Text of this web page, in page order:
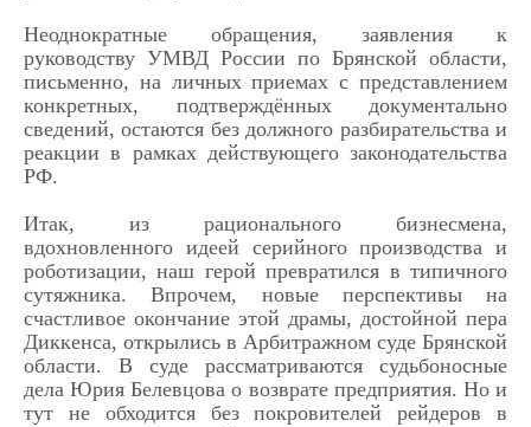
Неоднократные обращения, заявления к
руководству УМВД России по Брянской области,
письменно, на личных приемах с представлением
конкретных, подтверждённых документально
сведений, остаются без должного разбирательства и
реакции в рамках действующего законодательства
РФ.
Итак, из рационального бизнесмена,
вдохновленного идеей серийного производства и
роботизации, наш герой превратился в типичного
сутяжника. Впрочем, новые перспективы на
счастливое окончание этой драмы, достойной пера
Диккенса, открылись в Арбитражном суде Брянской
области. В суде рассматриваются судьбоносные
дела Юрия Белевцова о возврате предприятия. Но и
тут не обходится без покровителей рейдеров в